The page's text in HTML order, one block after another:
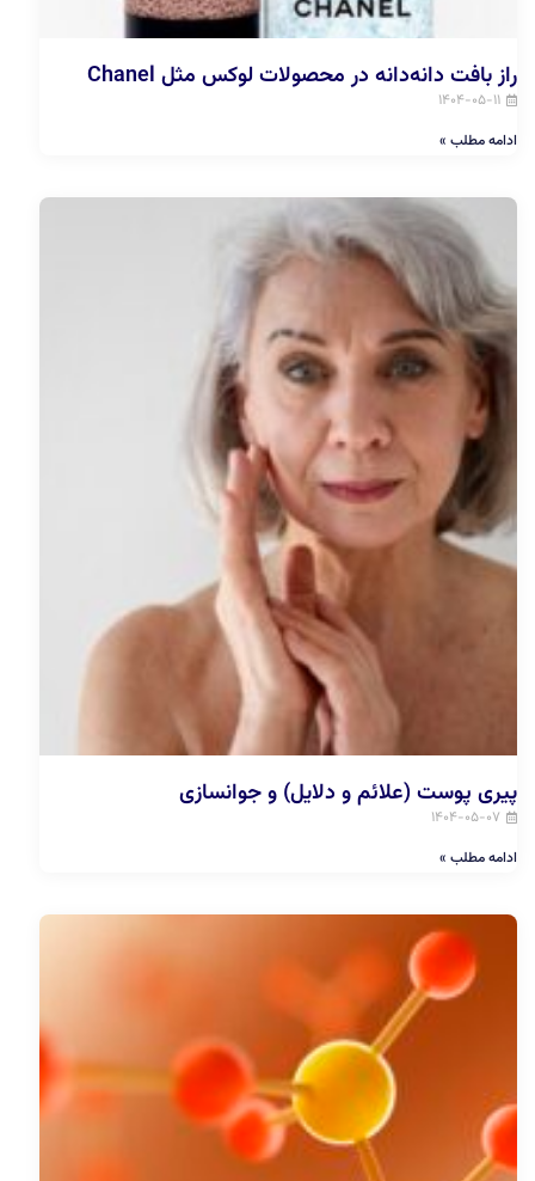
راز بافت دانه‌دانه در محصولات لوکس مثل Chanel
۱۴۰۴-۰۵-۱۱
ادامه مطلب »
پیری پوست (علائم و دلایل) و جوانسازی
۱۴۰۴-۰۵-۰۷
ادامه مطلب »